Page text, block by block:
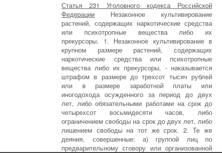
Статья 231 Уголовного кодекса Российской
Федерации Незаконное культивирование
растений, содержащих наркотические средства
или психотропные вещества либо их
прекурсоры. 1. Незаконное культивирование в
крупном размере растений, содержащих
наркотические средства или психотропные
вещества либо их прекурсоры, - наказывается
штрафом в размере до трехсот тысяч рублей
или в размере заработной платы или
иногодохода осужденного за период до двух
лет, либо обязательными работами на срок до
четырехсот восьмидесяти часов, либо
ограничением свободы на срок до двух лет, либо
лишением свободы на тот же срок. 2. Те же
деяния, совершенные: а) группой лиц по
предварительному сговору или организованной